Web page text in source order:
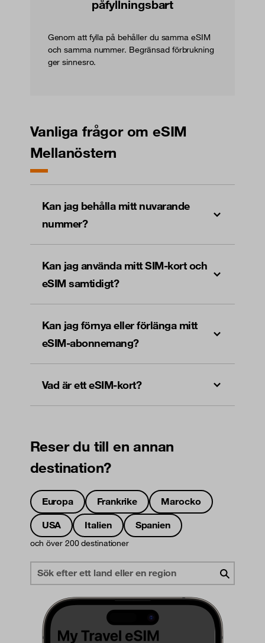
påfyllningsbart
Genom att fylla på behåller du samma eSIM
och samma nummer. Begränsad förbrukning
ger sinnesro.
Vanliga frågor om eSIM
Mellanöstern
Kan jag behålla mitt nuvarande
nummer?
Kan jag använda mitt SIM-kort och
eSIM samtidigt?
Kan jag förnya eller förlänga mitt
eSIM-abonnemang?
Vad är ett eSIM-kort?
Reser du till en annan
destination?
Europa Frankrike
Marocko
USA
Italien Spanien
och över 200 destinationer